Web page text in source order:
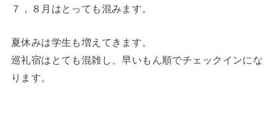
７，８月はとっても混みます。
夏休みは学生も増えてきます。
巡礼宿はとても混雑し、早いもん順でチェックインにな
ります。